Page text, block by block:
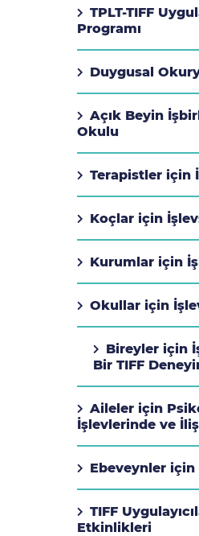
TPLT-TIFF
Programı
Duygusal
Açık Beyin
Okulu
Terapistler için
Koçlar için
Kurumlar için
Okullar için
Bireyler için
Bir TIFF
Aileler için
İşlevlerinde ve
Ebeveynler için
TIFF
Etkinlikleri